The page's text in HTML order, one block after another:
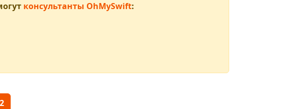
консультанты OhMySwift: